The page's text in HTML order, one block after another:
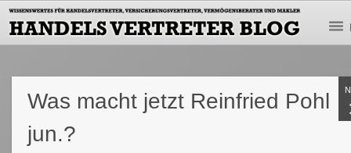
Was macht jetzt Reinfried Pohl
jun.?